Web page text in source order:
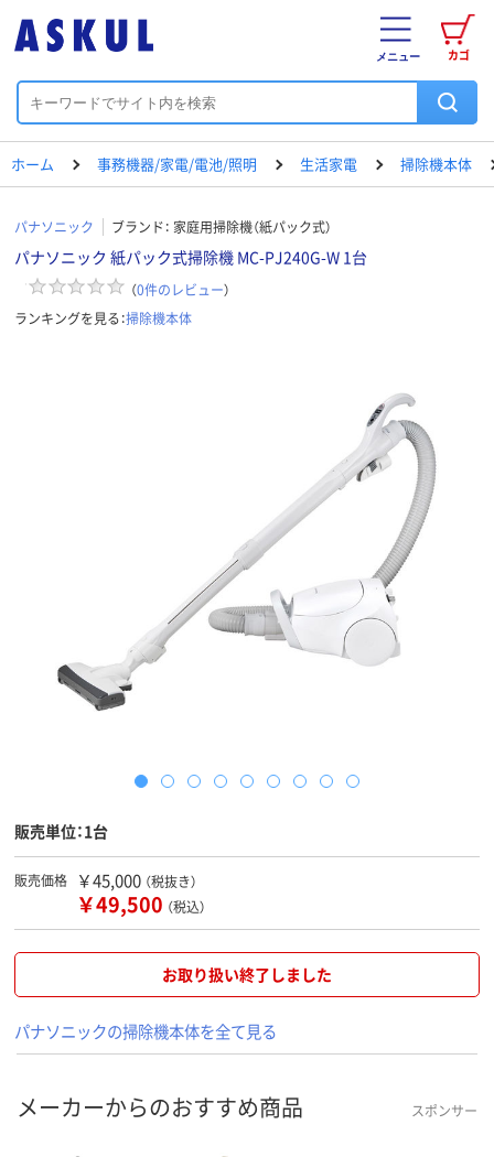
カゴ
メニュー
ホーム 事務機器/家電/電池/照明 生活家電 掃除機本体
パナソニック ブランド： 家庭用掃除機（紙パック式）
パナソニック 紙パック式掃除機 MC-PJ240G-W 1台
（0件のレビュー）
ランキングを見る：掃除機本体
販売単位：1台
販売価格 ￥45,000 （税抜き）
￥49,500 （税込）
お取り扱い終了しました
パナソニックの掃除機本体を全て見る
メーカーからのおすすめ商品 スポンサー